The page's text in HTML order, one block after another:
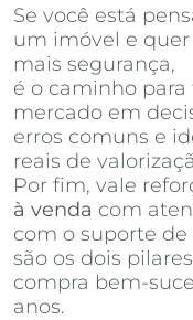
Se você está
um imóvel e
mais segurança,
é o caminho
mercado em
erros comuns e
reais de
Por fim, vale
à venda com
com o suporte de
são os dois
compra bem-
anos.